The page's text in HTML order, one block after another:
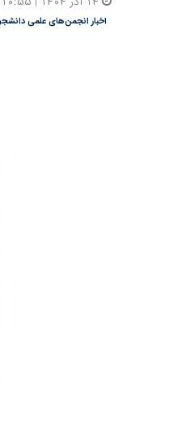
اخبار انجمن‌های علمی